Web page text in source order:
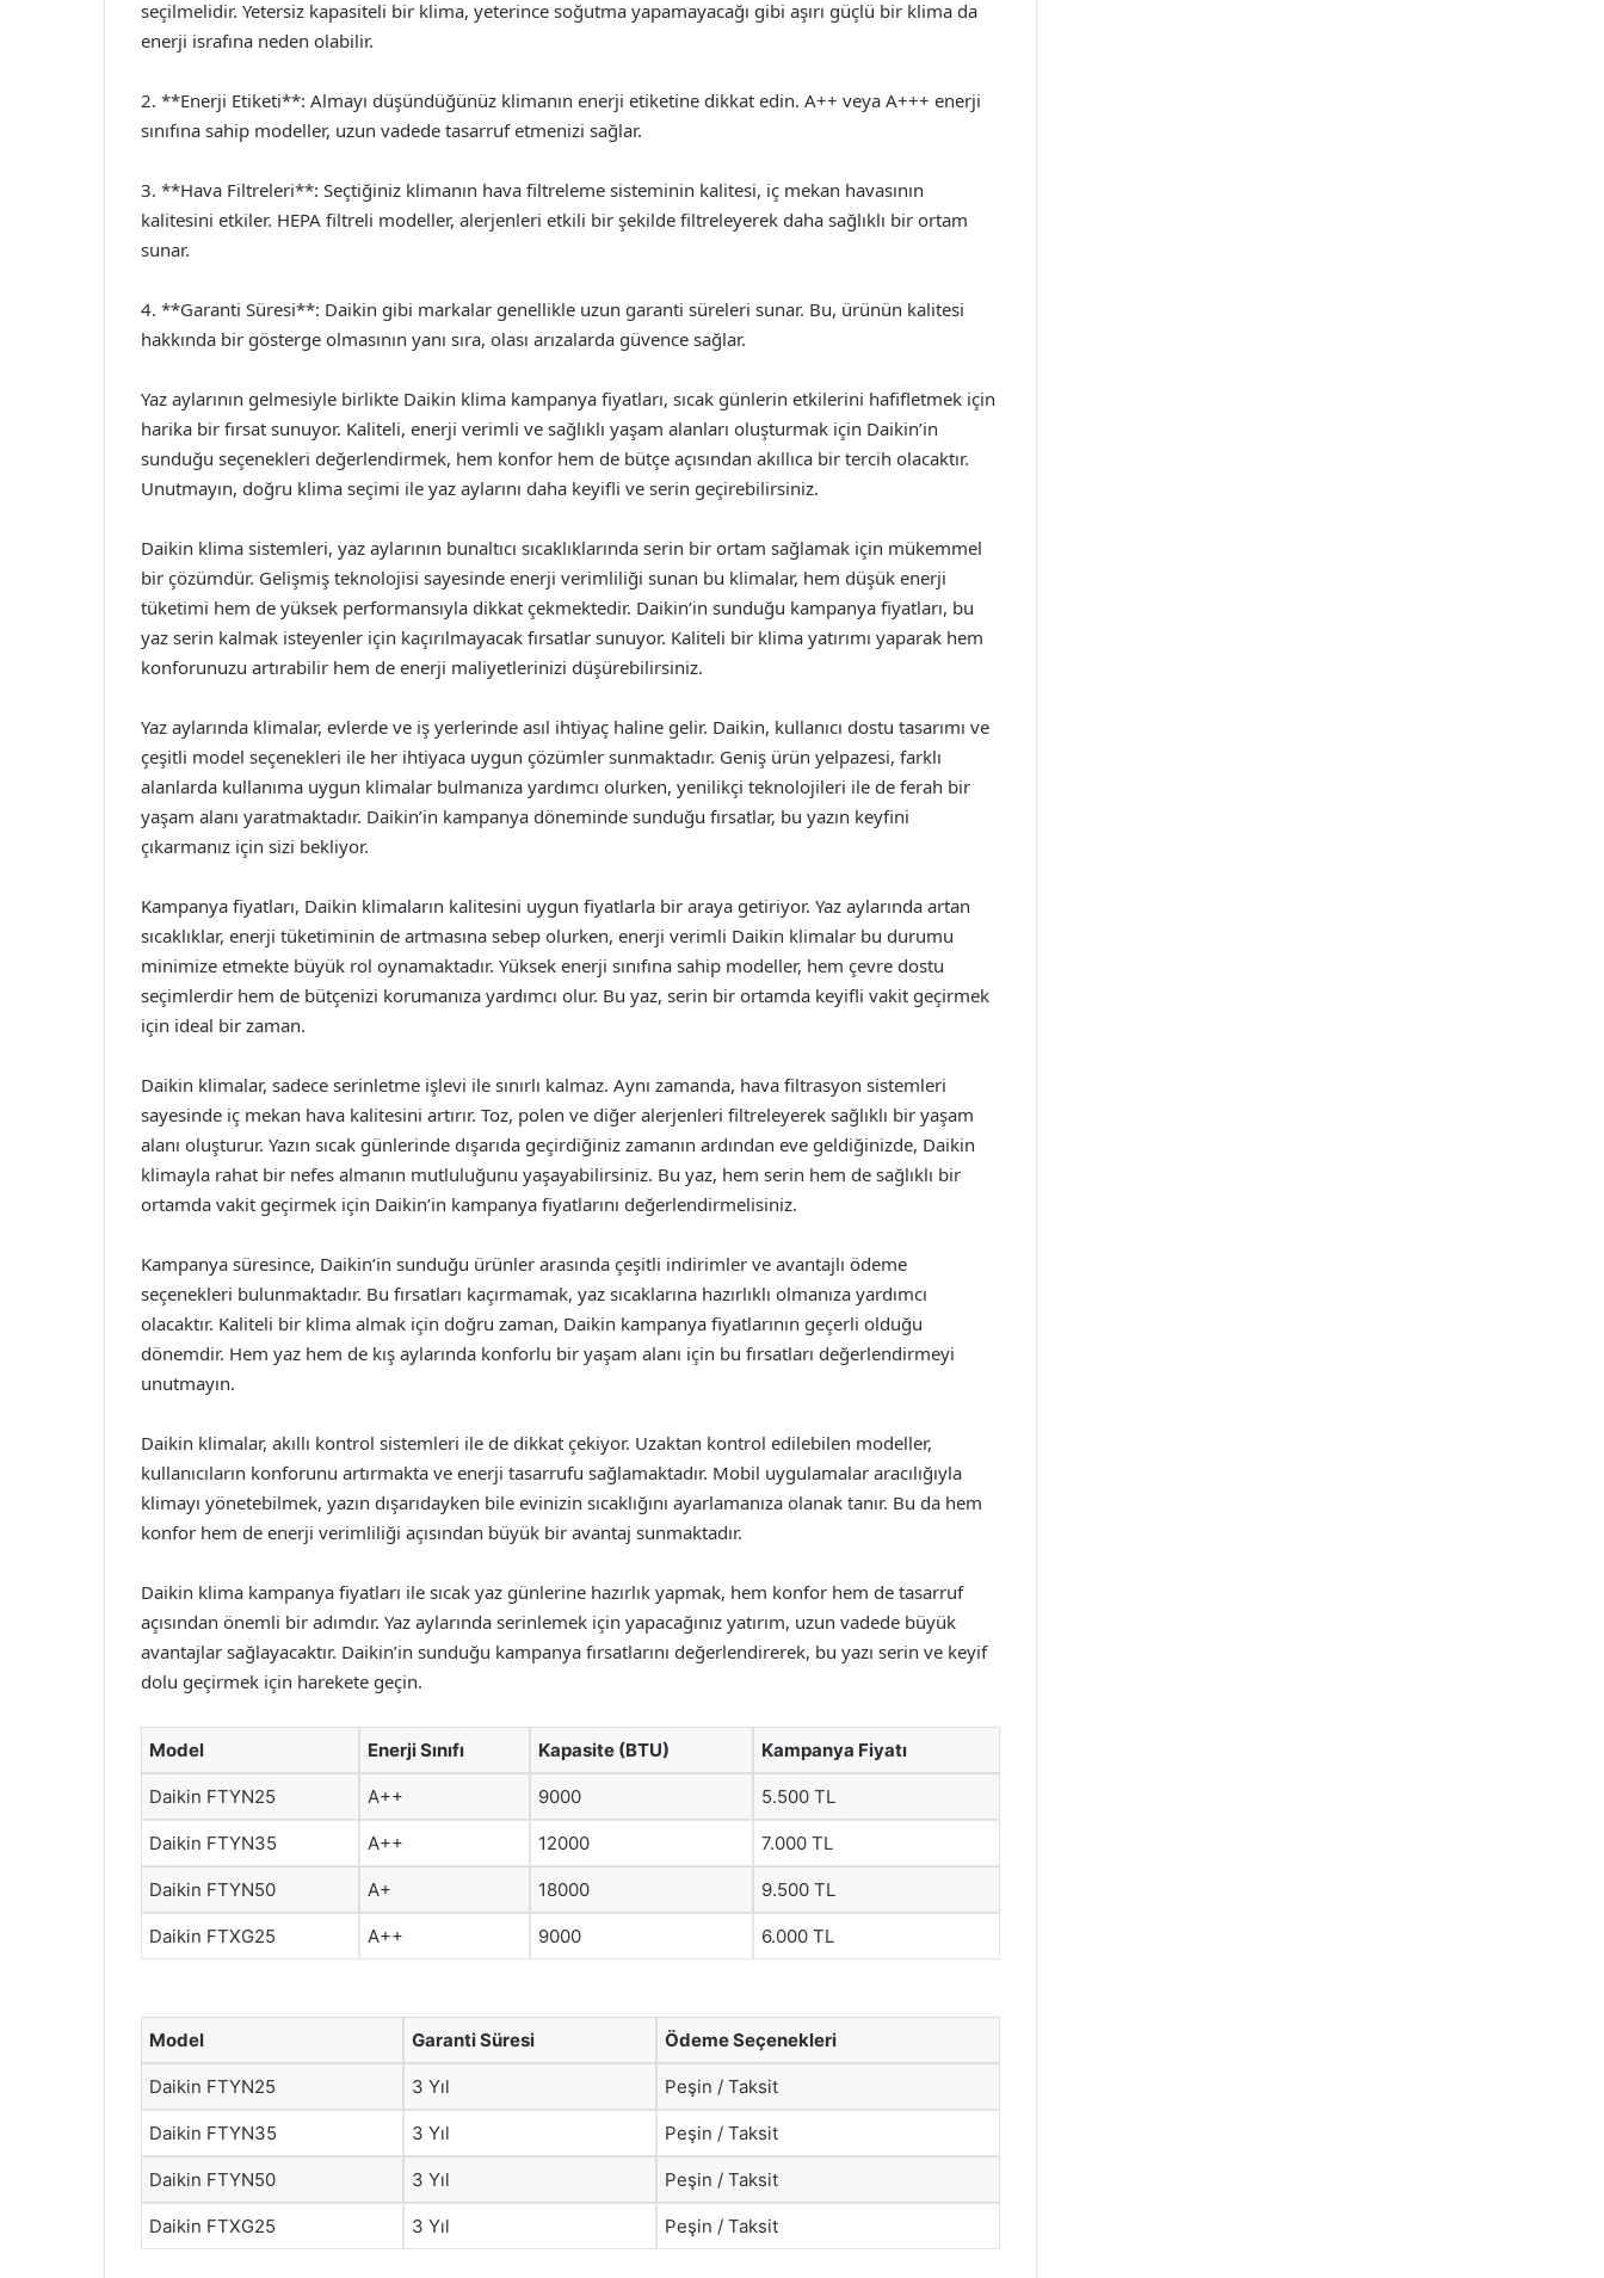
seçilmelidir. Yetersiz kapasiteli bir klima, yeterince soğutma yapamayacağı gibi aşırı güçlü bir klima da
enerji israfına neden olabilir.
2. **Enerji Etiketi**: Almayı düşündüğünüz klimanın enerji etiketine dikkat edin. A++ veya A+++ enerji
sınıfına sahip modeller, uzun vadede tasarruf etmenizi sağlar.
3. **Hava Filtreleri**: Seçtiğiniz klimanın hava filtreleme sisteminin kalitesi, iç mekan havasının
kalitesini etkiler. HEPA filtreli modeller, alerjenleri etkili bir şekilde filtreleyerek daha sağlıklı bir ortam
sunar.
4. **Garanti Süresi**: Daikin gibi markalar genellikle uzun garanti süreleri sunar. Bu, ürünün kalitesi
hakkında bir gösterge olmasının yanı sıra, olası arızalarda güvence sağlar.
Yaz aylarının gelmesiyle birlikte Daikin klima kampanya fiyatları, sıcak günlerin etkilerini hafifletmek için
harika bir fırsat sunuyor. Kaliteli, enerji verimli ve sağlıklı yaşam alanları oluşturmak için Daikin’in
sunduğu seçenekleri değerlendirmek, hem konfor hem de bütçe açısından akıllıca bir tercih olacaktır.
Unutmayın, doğru klima seçimi ile yaz aylarını daha keyifli ve serin geçirebilirsiniz.
Daikin klima sistemleri, yaz aylarının bunaltıcı sıcaklıklarında serin bir ortam sağlamak için mükemmel
bir çözümdür. Gelişmiş teknolojisi sayesinde enerji verimliliği sunan bu klimalar, hem düşük enerji
tüketimi hem de yüksek performansıyla dikkat çekmektedir. Daikin’in sunduğu kampanya fiyatları, bu
yaz serin kalmak isteyenler için kaçırılmayacak fırsatlar sunuyor. Kaliteli bir klima yatırımı yaparak hem
konforunuzu artırabilir hem de enerji maliyetlerinizi düşürebilirsiniz.
Yaz aylarında klimalar, evlerde ve iş yerlerinde asıl ihtiyaç haline gelir. Daikin, kullanıcı dostu tasarımı ve
çeşitli model seçenekleri ile her ihtiyaca uygun çözümler sunmaktadır. Geniş ürün yelpazesi, farklı
alanlarda kullanıma uygun klimalar bulmanıza yardımcı olurken, yenilikçi teknolojileri ile de ferah bir
yaşam alanı yaratmaktadır. Daikin’in kampanya döneminde sunduğu fırsatlar, bu yazın keyfini
çıkarmanız için sizi bekliyor.
Kampanya fiyatları, Daikin klimaların kalitesini uygun fiyatlarla bir araya getiriyor. Yaz aylarında artan
sıcaklıklar, enerji tüketiminin de artmasına sebep olurken, enerji verimli Daikin klimalar bu durumu
minimize etmekte büyük rol oynamaktadır. Yüksek enerji sınıfına sahip modeller, hem çevre dostu
seçimlerdir hem de bütçenizi korumanıza yardımcı olur. Bu yaz, serin bir ortamda keyifli vakit geçirmek
için ideal bir zaman.
Daikin klimalar, sadece serinletme işlevi ile sınırlı kalmaz. Aynı zamanda, hava filtrasyon sistemleri
sayesinde iç mekan hava kalitesini artırır. Toz, polen ve diğer alerjenleri filtreleyerek sağlıklı bir yaşam
alanı oluşturur. Yazın sıcak günlerinde dışarıda geçirdiğiniz zamanın ardından eve geldiğinizde, Daikin
klimayla rahat bir nefes almanın mutluluğunu yaşayabilirsiniz. Bu yaz, hem serin hem de sağlıklı bir
ortamda vakit geçirmek için Daikin’in kampanya fiyatlarını değerlendirmelisiniz.
Kampanya süresince, Daikin’in sunduğu ürünler arasında çeşitli indirimler ve avantajlı ödeme
seçenekleri bulunmaktadır. Bu fırsatları kaçırmamak, yaz sıcaklarına hazırlıklı olmanıza yardımcı
olacaktır. Kaliteli bir klima almak için doğru zaman, Daikin kampanya fiyatlarının geçerli olduğu
dönemdir. Hem yaz hem de kış aylarında konforlu bir yaşam alanı için bu fırsatları değerlendirmeyi
unutmayın.
Daikin klimalar, akıllı kontrol sistemleri ile de dikkat çekiyor. Uzaktan kontrol edilebilen modeller,
kullanıcıların konforunu artırmakta ve enerji tasarrufu sağlamaktadır. Mobil uygulamalar aracılığıyla
klimayı yönetebilmek, yazın dışarıdayken bile evinizin sıcaklığını ayarlamanıza olanak tanır. Bu da hem
konfor hem de enerji verimliliği açısından büyük bir avantaj sunmaktadır.
Daikin klima kampanya fiyatları ile sıcak yaz günlerine hazırlık yapmak, hem konfor hem de tasarruf
açısından önemli bir adımdır. Yaz aylarında serinlemek için yapacağınız yatırım, uzun vadede büyük
avantajlar sağlayacaktır. Daikin’in sunduğu kampanya fırsatlarını değerlendirerek, bu yazı serin ve keyif
dolu geçirmek için harekete geçin.
Model Enerji Sınıfı Kapasite (BTU) Kampanya Fiyatı
Daikin FTYN25 A++ 9000 5.500 TL
Daikin FTYN35 A++ 12000 7.000 TL
Daikin FTYN50 A+ 18000 9.500 TL
Daikin FTXG25 A++ 9000 6.000 TL
Model Garanti Süresi Ödeme Seçenekleri
Daikin FTYN25 3 Yıl Peşin / Taksit
Daikin FTYN35 3 Yıl Peşin / Taksit
Daikin FTYN50 3 Yıl Peşin / Taksit
Daikin FTXG25 3 Yıl Peşin / Taksit